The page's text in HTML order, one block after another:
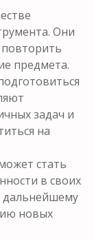
Они
предмета.
задач и
на
стать
в своих
дальнейшему
новых